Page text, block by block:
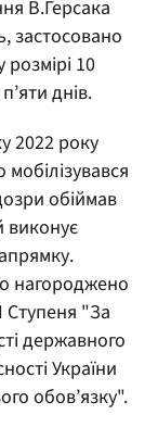
В.Герсака
застосовано
розмірі 10
днів.
2022 року
обіймав
виконує
нагороджено
Ступеня "За
державного
України
обов’язку".